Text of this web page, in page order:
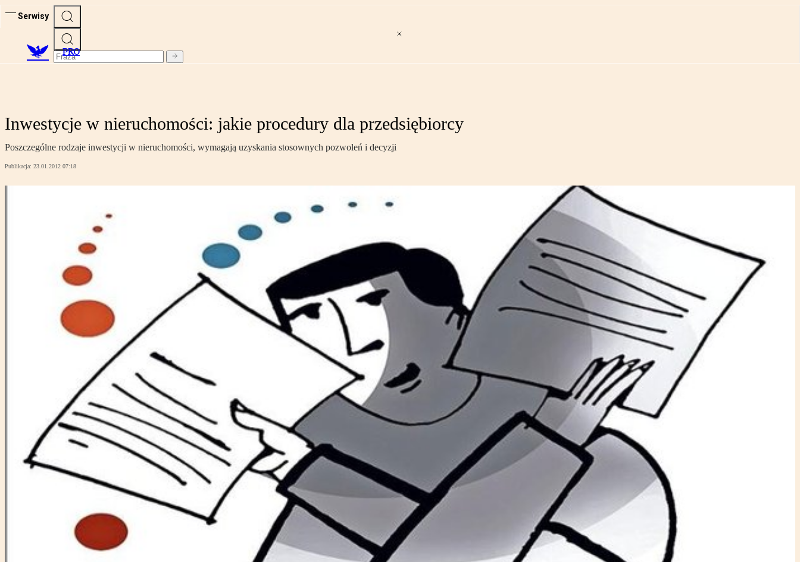
Serwisy
PRO
Inwestycje w nieruchomości: jakie procedury dla przedsiębiorcy
Poszczególne rodzaje inwestycji w nieruchomości, wymagają uzyskania stosownych pozwoleń i decyzji
Publikacja: 23.01.2012 07:18